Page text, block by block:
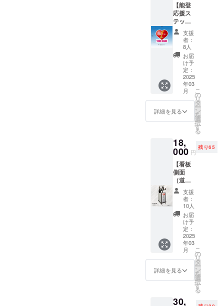
【能登
応援ス
テッ
カー】
いずれ
か1枚
ステッ
カーに
ご支援
者様の
お名前
を印刷
してお
送り致
しま
ために
ステッ
カー
B.能登
を応援
ステッ
カー
C.オリ
ジナル
デザイ
ンス
テッ
カー 上
記の3種
類から
お選び
くださ
ら選択
支援
者：
8人
お届
け予
定：
2025
年03
月
詳細を見る
こ
の
リ
タ
ー
ン
を
選
択
す
る
18,
000 円
残り65
【看板
側面
（道路
側）お
名前掲
載】 お
名前掲
載店舗
さんの
指定は
できま
せん。
看板側
面（道
路側）
お名
支援
者：
10人
お届
け予
定：
2025
年03
月
詳細を見る
こ
の
リ
タ
ー
ン
を
選
択
す
る
30,